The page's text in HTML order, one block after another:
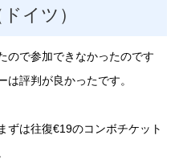
イツ）
ので参加できなかったのです
評判が良かったです。
ずは往復€19のコンボチケット